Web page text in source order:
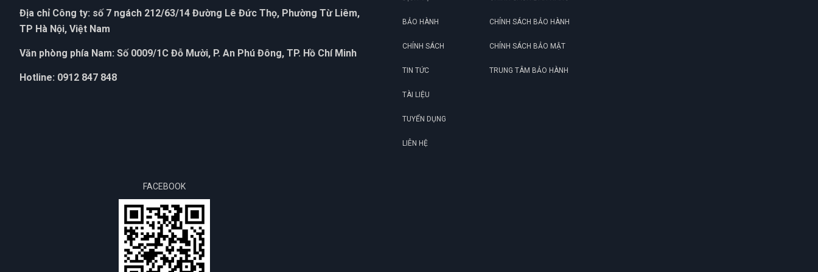
Địa chỉ Công ty: số 7 ngách 212/63/14 Đường Lê Đức Thọ, Phường Từ Liêm,
TP Hà Nội, Việt Nam
Văn phòng phía Nam: Số 0009/1C Đỗ Mười, P. An Phú Đông, TP. Hồ Chí Minh
Hotline: 0912 847 848
BẢO HÀNH
CHÍNH SÁCH
TIN TỨC
TÀI LIỆU
TUYỂN DỤNG
LIÊN HỆ
CHÍNH SÁCH BẢO HÀNH
CHÍNH SÁCH BẢO MẬT
TRUNG TÂM BẢO HÀNH
FACEBOOK